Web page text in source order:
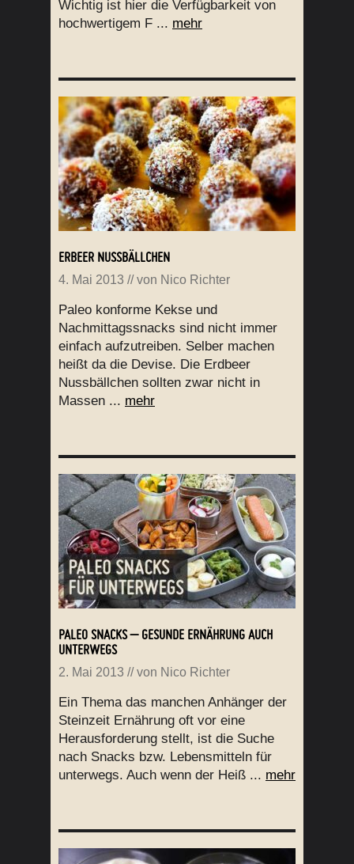
Wichtig ist hier die Verfügbarkeit von
hochwertigem F ... mehr
ERBEER NUSSBÄLLCHEN
4. Mai 2013 // von Nico Richter
Paleo konforme Kekse und
Nachmittagssnacks sind nicht immer
einfach aufzutreiben. Selber machen
heißt da die Devise. Die Erdbeer
Nussbällchen sollten zwar nicht in
Massen ... mehr
PALEO SNACKS – GESUNDE ERNÄHRUNG AUCH
UNTERWEGS
2. Mai 2013 // von Nico Richter
Ein Thema das manchen Anhänger der
Steinzeit Ernährung oft vor eine
Herausforderung stellt, ist die Suche
nach Snacks bzw. Lebensmitteln für
unterwegs. Auch wenn der Heiß ... mehr